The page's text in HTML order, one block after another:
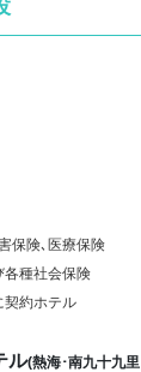
保険､医療保険
各種社会保険
契約ホテル
ル(熱海･南九十九